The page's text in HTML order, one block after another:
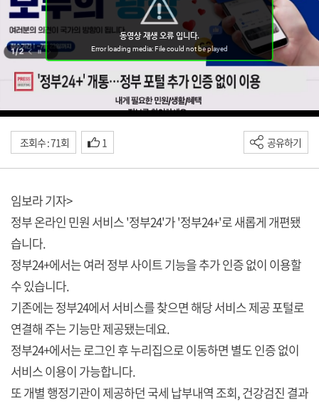
조회수 : 71회 1 공유하기
임보라 기자>
정부 온라인 민원 서비스 '정부24'가 '정부24+'로 새롭게 개편됐
습니다.
정부24+에서는 여러 정부 사이트 기능을 추가 인증 없이 이용할
수 있습니다.
기존에는 정부24에서 서비스를 찾으면 해당 서비스 제공 포털로
연결해 주는 기능만 제공됐는데요.
정부24+에서는 로그인 후 누리집으로 이동하면 별도 인증 없이
서비스 이용이 가능합니다.
또 개별 행정기관이 제공하던 국세 납부내역 조회, 건강검진 결과